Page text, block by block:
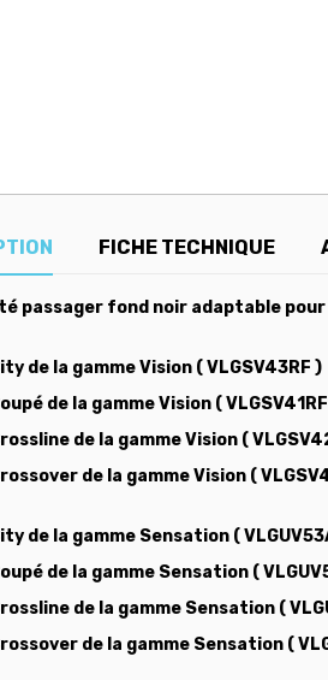
FICHE TECHNIQUE
passager fond noir adaptable
de la gamme Vision ( VLGSV43RF )
de la gamme Vision (
de la gamme Vision (
de la gamme Vision (
de la gamme Sensation (
de la gamme Sensation (
de la gamme Sensation (
de la gamme Sensation (